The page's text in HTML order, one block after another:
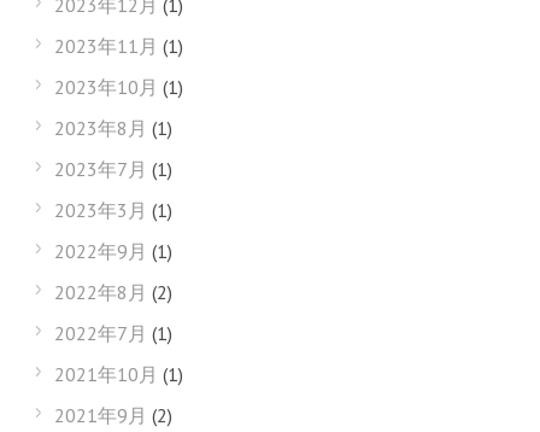
2023年12月 (1)
2023年11月 (1)
2023年10月 (1)
2023年8月 (1)
2023年7月 (1)
2023年3月 (1)
2022年9月 (1)
2022年8月 (2)
2022年7月 (1)
2021年10月 (1)
2021年9月 (2)